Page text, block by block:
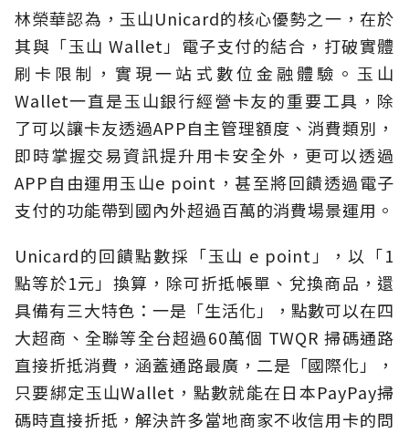
林榮華認為，玉山Unicard的核心優勢之一，在於
其與「玉山 Wallet」電子支付的結合，打破實體
刷卡限制，實現一站式數位金融體驗。玉山
Wallet一直是玉山銀行經營卡友的重要工具，除
了可以讓卡友透過APP自主管理額度、消費類別，
即時掌握交易資訊提升用卡安全外，更可以透過
APP自由運用玉山e point，甚至將回饋透過電子
支付的功能帶到國內外超過百萬的消費場景運用。
Unicard的回饋點數採「玉山 e point」，以「1
點等於1元」換算，除可折抵帳單、兌換商品，還
具備有三大特色：一是「生活化」，點數可以在四
大超商、全聯等全台超過60萬個 TWQR 掃碼通路
直接折抵消費，涵蓋通路最廣，二是「國際化」，
只要綁定玉山Wallet，點數就能在日本PayPay掃
碼時直接折抵，解決許多當地商家不收信用卡的問